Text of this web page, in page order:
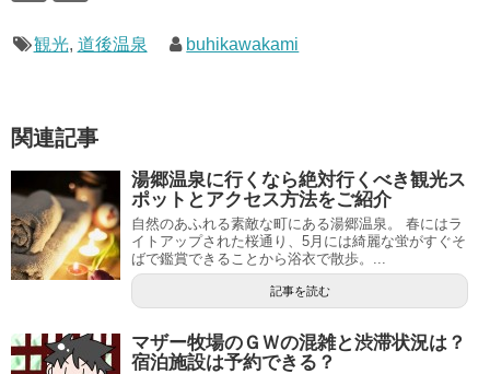
観光, 道後温泉 buhikawakami
関連記事
湯郷温泉に行くなら絶対行くべき観光ス
ポットとアクセス方法をご紹介
自然のあふれる素敵な町にある湯郷温泉。 春にはラ
イトアップされた桜通り、5月には綺麗な蛍がすぐそ
ばで鑑賞できることから浴衣で散歩。...
記事を読む
マザー牧場のＧＷの混雑と渋滞状況は？
宿泊施設は予約できる？